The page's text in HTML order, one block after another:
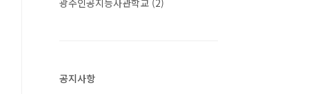
광주인공지능사관학교 (2)
공지사항